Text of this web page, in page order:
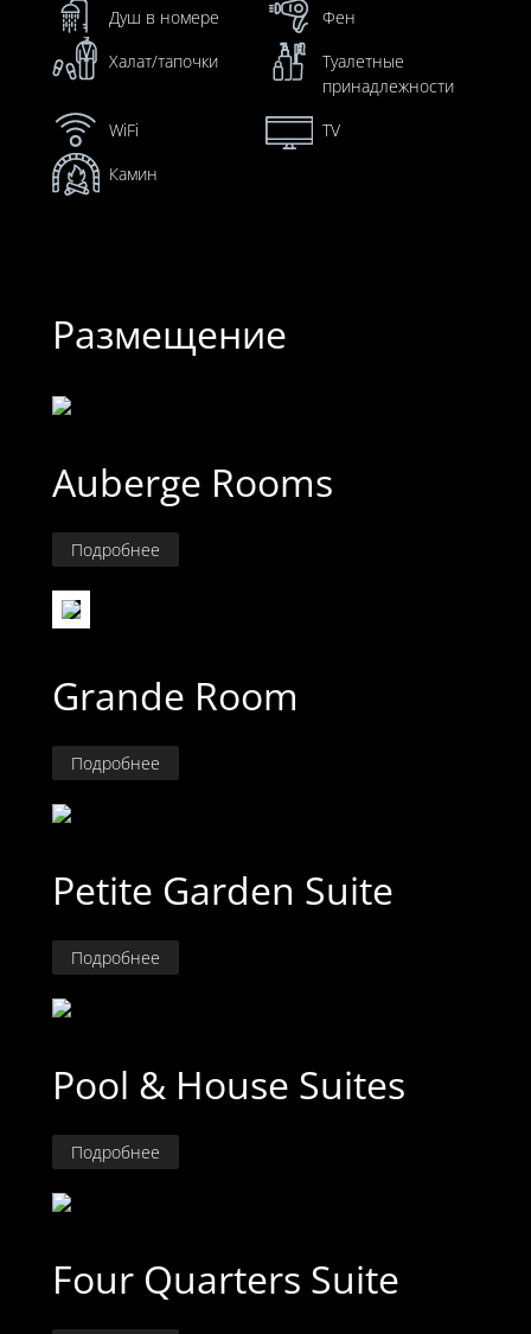
Душ в номере
Фен
Халат/тапочки
Туалетные
принадлежности
WiFi
TV
Камин
Размещение
Auberge Rooms
Подробнее
Grande Room
Подробнее
Petite Garden Suite
Подробнее
Pool & House Suites
Подробнее
Four Quarters Suite